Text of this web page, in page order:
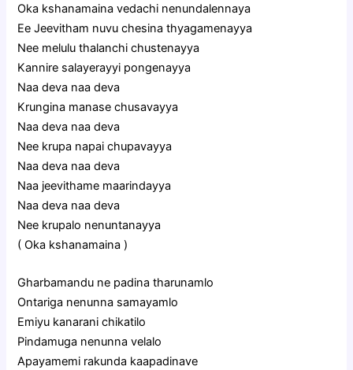
Oka kshanamaina vedachi nenundalennaya
Ee Jeevitham nuvu chesina thyagamenayya
Nee melulu thalanchi chustenayya
Kannire salayerayyi pongenayya
Naa deva naa deva
Krungina manase chusavayya
Naa deva naa deva
Nee krupa napai chupavayya
Naa deva naa deva
Naa jeevithame maarindayya
Naa deva naa deva
Nee krupalo nenuntanayya
( Oka kshanamaina )
Gharbamandu ne padina tharunamlo
Ontariga nenunna samayamlo
Emiyu kanarani chikatilo
Pindamuga nenunna velalo
Apayamemi rakunda kaapadinave